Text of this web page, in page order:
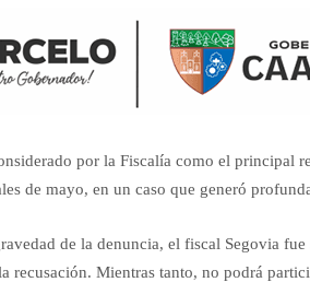
por la Fiscalía como el principal
de mayo, en un caso que generó
de la denuncia, el fiscal Segovia
recusación. Mientras tanto, no podrá